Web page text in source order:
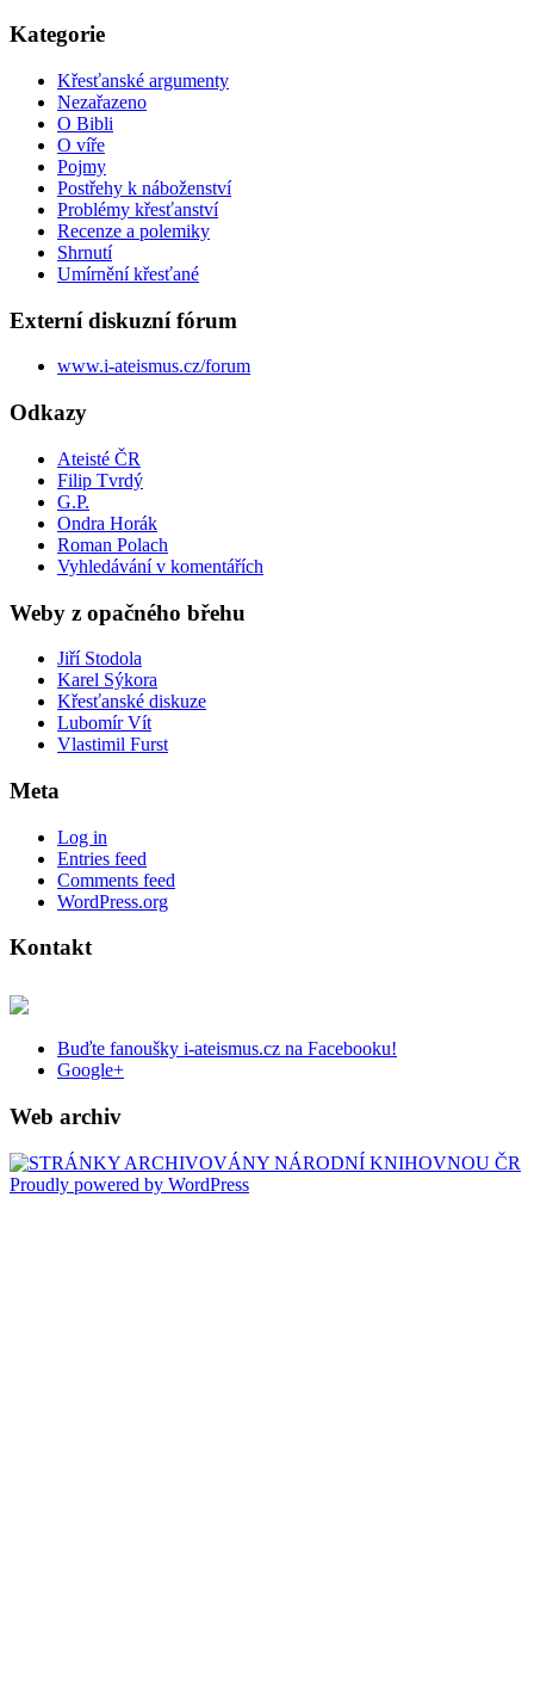
Kategorie
Křesťanské argumenty
Nezařazeno
O Bibli
O víře
Pojmy
Postřehy k náboženství
Problémy křesťanství
Recenze a polemiky
Shrnutí
Umírnění křesťané
Externí diskuzní fórum
www.i-ateismus.cz/forum
Odkazy
Ateisté ČR
Filip Tvrdý
G.P.
Ondra Horák
Roman Polach
Vyhledávání v komentářích
Weby z opačného břehu
Jiří Stodola
Karel Sýkora
Křesťanské diskuze
Lubomír Vít
Vlastimil Furst
Meta
Log in
Entries feed
Comments feed
WordPress.org
Kontakt
Buďte fanoušky i-ateismus.cz na Facebooku!
Google+
Web archiv
Proudly powered by WordPress